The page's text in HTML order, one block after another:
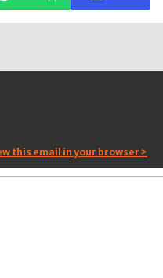
this email in your browser >